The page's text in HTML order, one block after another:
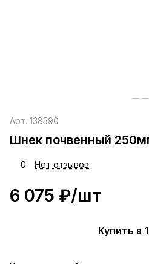
Арт. 138590
Шнек почвенный
0 Нет отзывов
6 075 ₽/шт
Купить в